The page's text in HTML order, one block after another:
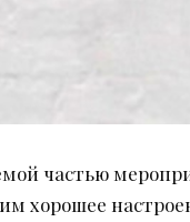
частью
хорошее